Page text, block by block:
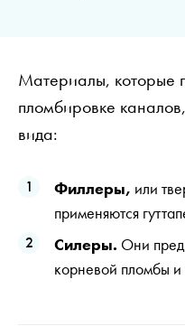
Материалы, которые
пломбировке
вида:
Филлеры, или
применяются
Силеры. Они
корневой пломбы и